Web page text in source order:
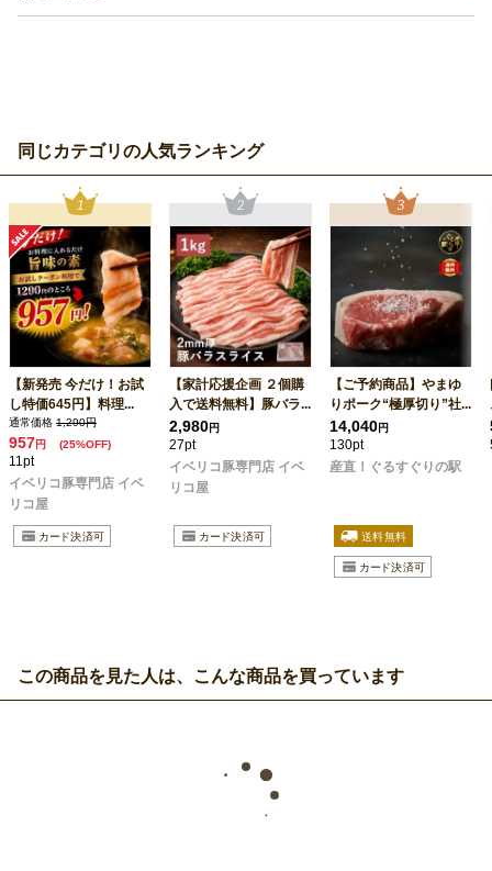
同じカテゴリの人気ランキング
【新発売 今だけ！お試
し特価645円】料理...
通常価格 1,290円
957円 (25%OFF)
11pt
イベリコ豚専門店 イベ
リコ屋
【家計応援企画 ２個購
入で送料無料】豚バラ...
2,980円
27pt
イベリコ豚専門店 イベ
リコ屋
【ご予約商品】やまゆ
りポーク“極厚切り”社...
14,040円
130pt
産直！ぐるすぐりの駅
この商品を見た人は、こんな商品を買っています